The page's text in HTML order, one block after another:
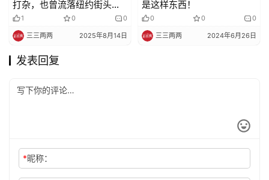
打杂，也曾流落纽约街头，
那又如何
1 0 0
三三两两 2025年8月14日
是这样东西！
0 0 0
三三两两 2024年6月26日
发表回复
*昵称：